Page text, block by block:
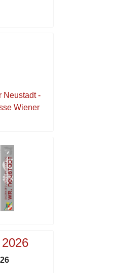
Neustadt -
Wiener